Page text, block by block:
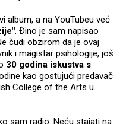
album, a na YouTubeu već
. Đino je sam napisao
čudi obzirom da je ovaj
i magistar psihologije, još
30 godina iskustva s
kao gostujući predavač
College of the Arts u
sam radio. Neću stajati na